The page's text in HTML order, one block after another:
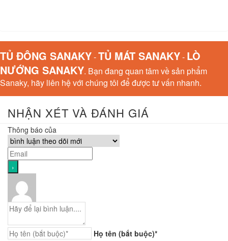
TỦ ĐÔNG SANAKY-TỦ MÁT SANAKY- LÒ
NƯỚNG SANAKY. Bạn đang quan tâm về sản phẩm
Sanaky, hãy liên hệ với chúng tôi để được tư vấn nhanh.
NHẬN XÉT VÀ ĐÁNH GIÁ
Thông báo của
Họ tên (bắt buộc)*